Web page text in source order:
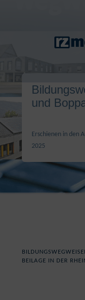
und
Erschienen in den
2025
BEILAGE IN DER